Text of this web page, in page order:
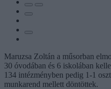
Maruzsa Zoltán a műsorban
30 óvodában és 6 iskolában
134 intézményben pedig 1-1
munkarend mellett döntöttek.